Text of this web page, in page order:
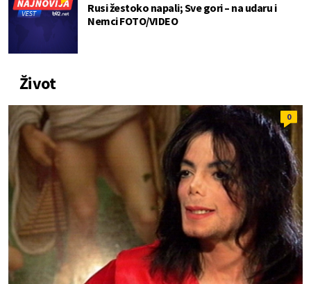
Rusi žestoko napali; Sve gori – na udaru i
Nemci FOTO/VIDEO
Život
0